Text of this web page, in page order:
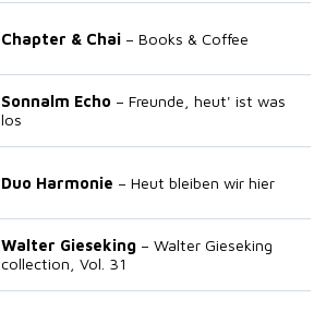
Chapter & Chai Books & Coffee
Sonnalm Echo
Freunde, heut' ist was
los
Duo Harmonie Heut bleiben wir hier
Walter Gieseking
Walter Gieseking
collection, Vol. 31